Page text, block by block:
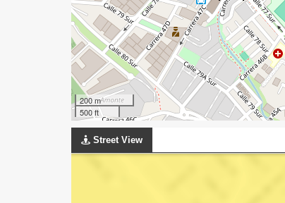
200 m
500 ft
Street View